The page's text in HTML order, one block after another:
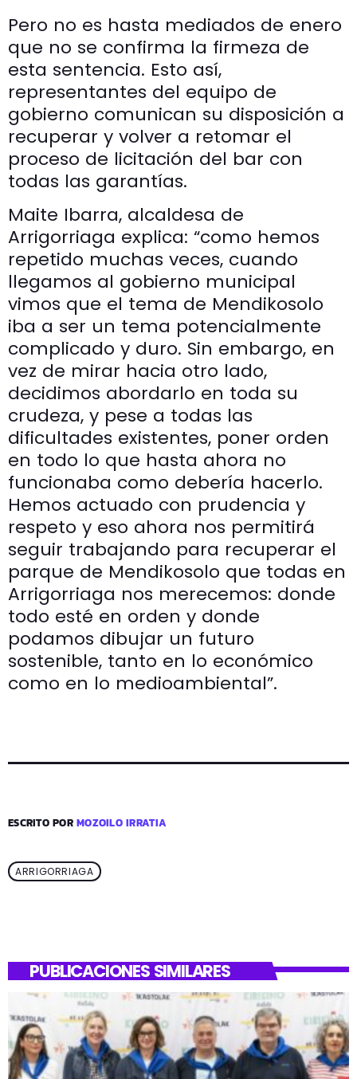
Pero no es hasta mediados de enero
que no se confirma la firmeza de
esta sentencia. Esto así,
representantes del equipo de
gobierno comunican su disposición a
recuperar y volver a retomar el
proceso de licitación del bar con
todas las garantías.
Maite Ibarra, alcaldesa de
Arrigorriaga explica: “como hemos
repetido muchas veces, cuando
llegamos al gobierno municipal
vimos que el tema de Mendikosolo
iba a ser un tema potencialmente
complicado y duro. Sin embargo, en
vez de mirar hacia otro lado,
decidimos abordarlo en toda su
crudeza, y pese a todas las
dificultades existentes, poner orden
en todo lo que hasta ahora no
funcionaba como debería hacerlo.
Hemos actuado con prudencia y
respeto y eso ahora nos permitirá
seguir trabajando para recuperar el
parque de Mendikosolo que todas en
Arrigorriaga nos merecemos: donde
todo esté en orden y donde
podamos dibujar un futuro
sostenible, tanto en lo económico
como en lo medioambiental”.
ESCRITO PORMOZOILO IRRATIA
ARRIGORRIAGA
PUBLICACIONES SIMILARES